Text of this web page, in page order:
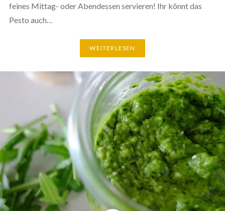
feines Mittag- oder Abendessen servieren! Ihr könnt das
Pesto auch…
WEITERLESEN